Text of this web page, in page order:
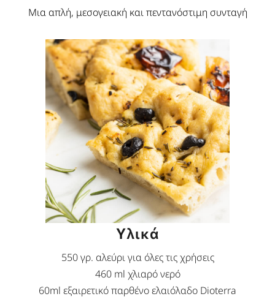
Μια απλή, μεσογειακή και πεντανόστιμη συνταγή
Υλικά
550 γρ. αλεύρι για όλες τις χρήσεις
460 ml χλιαρό νερό
60ml εξαιρετικό παρθένο ελαιόλαδο Dioterra